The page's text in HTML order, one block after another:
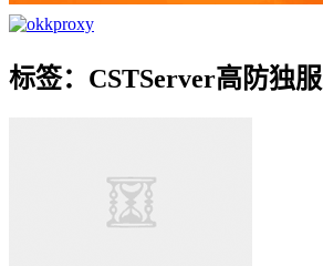
标签：CSTServer高防独服